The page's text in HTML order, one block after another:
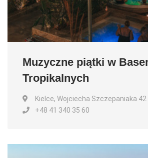
Muzyczne piątki w
Tropikalnych
Kielce, Wojciecha Szczepaniaka 42
+48 41 340 35 60